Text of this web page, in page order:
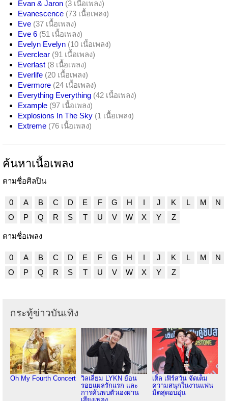
Evan & Jaron (3 เนื้อเพลง)
Evanescence (73 เนื้อเพลง)
Eve (37 เนื้อเพลง)
Eve 6 (51 เนื้อเพลง)
Evelyn Evelyn (10 เนื้อเพลง)
Everclear (91 เนื้อเพลง)
Everlast (8 เนื้อเพลง)
Everlife (20 เนื้อเพลง)
Evermore (24 เนื้อเพลง)
Everything Everything (42 เนื้อเพลง)
Example (97 เนื้อเพลง)
Explosions In The Sky (1 เนื้อเพลง)
Extreme (76 เนื้อเพลง)
ค้นหาเนื้อเพลง
ตามชื่อศิลปิน
0 A B C D E F G H I J K L M
N
O
P Q R S T U V W X Y Z
ตามชื่อเพลง
0 A B C D E F G H I J K L M
N
O
P Q R S T U V W X Y Z
กระทู้ข่าวบันเทิง
Oh My Fourth Concert
วิลเลี่ยม LYKN ย้อน
รอยแผลรักแรก และ
การค้นพบตัวเองผ่าน
เติ้ล เฟิร์สวัน จัดเต็ม
ความสนุกในงานแฟน
มีตสุดอบอุ่น